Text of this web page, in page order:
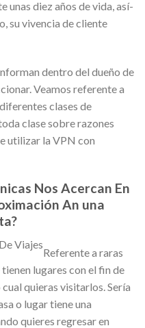
unas diez años de vida, así­
su vivencia de cliente
dentro del dueño de
Veamos referente a
clases de
clase sobre razones
utilizar la VPN con
Nos Acercan En
An una
Referente a raras
lugares con el fin de
quieras visitarlos. Serí­a
o lugar tiene una
quieres regresar en